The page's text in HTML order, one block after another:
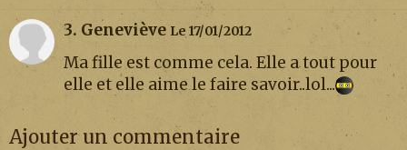
3. Geneviève Le 17/01/2012
Ma fille est comme cela. Elle a tout pour
elle et elle aime le faire savoir..lol...
Ajouter un commentaire